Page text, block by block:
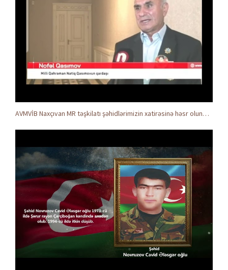
AVMVİB Naxçıvan MR təşkilatı şəhidlərimizin xatirəsinə həsr olunmuş tədbir keçirdi